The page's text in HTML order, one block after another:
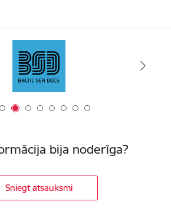
bija noderīga?
Sniegt atsauksmi